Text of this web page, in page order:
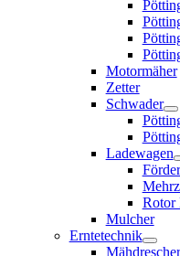
Motormäher
Zetter
Schwader
Ladewagen
Rotor
Mulcher
Erntetechnik